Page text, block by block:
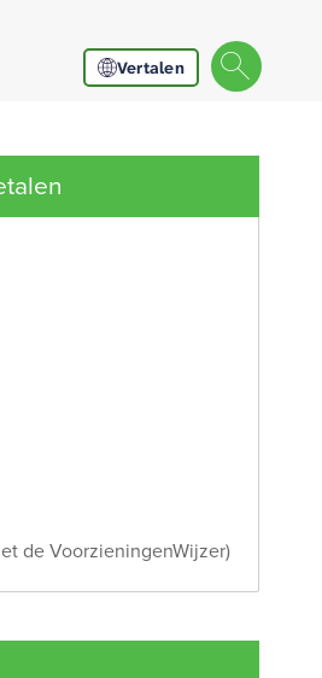
Vertalen
de VoorzieningenWijzer)